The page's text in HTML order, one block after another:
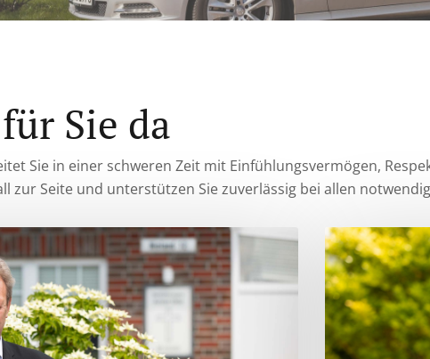
Sie da
Sie in einer schweren Zeit mit Einfühlungsvermögen,
zur Seite und unterstützen Sie zuverlässig bei allen